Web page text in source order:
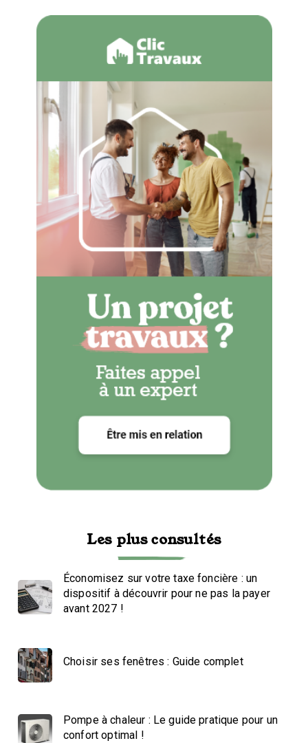
Les plus consultés
Économisez sur votre taxe foncière : un
dispositif à découvrir pour ne pas la payer
avant 2027 !
Choisir ses fenêtres : Guide complet
Pompe à chaleur : Le guide pratique pour un
confort optimal !